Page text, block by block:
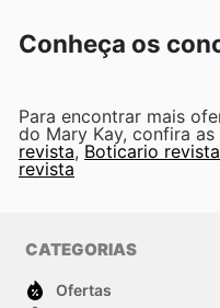
Conheça os
Para encontrar mais
do Mary Kay, confira
revista, Boticario revista
revista
CATEGORIAS
Ofertas